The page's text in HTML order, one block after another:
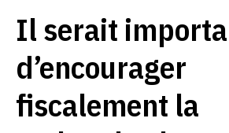
Il serait
d’encourager
fiscalement la